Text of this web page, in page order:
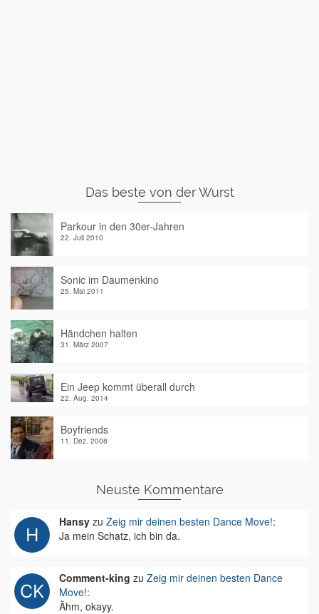
Das beste von der Wurst
Parkour in den 30er-Jahren
22. Juli 2010
Sonic im Daumenkino
25. Mai 2011
Händchen halten
31. März 2007
Ein Jeep kommt überall durch
22. Aug. 2014
Boyfriends
11. Dez. 2008
Neuste Kommentare
Hansy zu Zeig mir deinen besten Dance Move!:
Ja mein Schatz, ich bin da.
Comment-king zu Zeig mir deinen besten Dance
Move!:
Ähm, okayy.